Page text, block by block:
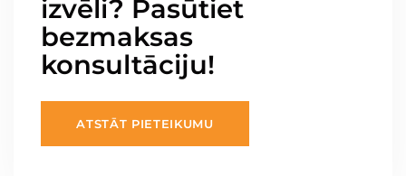
izvēli? Pasūtiet
bezmaksas
konsultāciju!
ATSTĀT PIETEIKUMU